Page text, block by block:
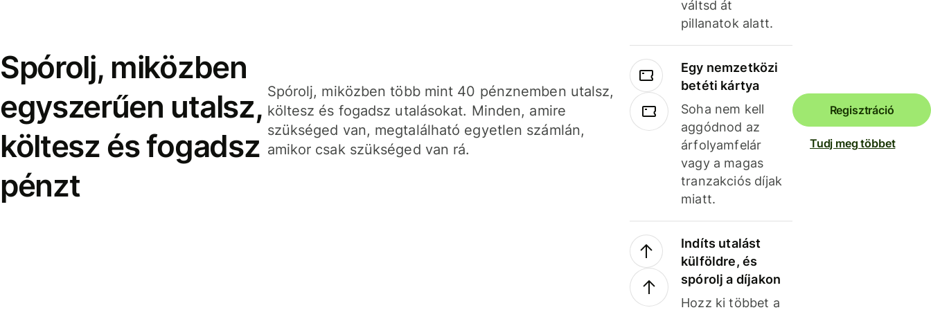
Spórolj, miközben
egyszerűen utalsz,
költesz és fogadsz
pénzt
Spórolj, miközben több mint 40 pénznemben utalsz,
költesz és fogadsz utalásokat. Minden, amire
szükséged van, megtalálható egyetlen számlán,
amikor csak szükséged van rá.
váltsd át
pillanatok alatt.
Egy nemzetközi
betéti kártya
Soha nem kell
aggódnod az
árfolyamfelár
vagy a magas
tranzakciós díjak
miatt.
Indíts utalást
külföldre, és
spórolj a díjakon
Hozz ki többet a
Regisztráció
Tudj meg többet